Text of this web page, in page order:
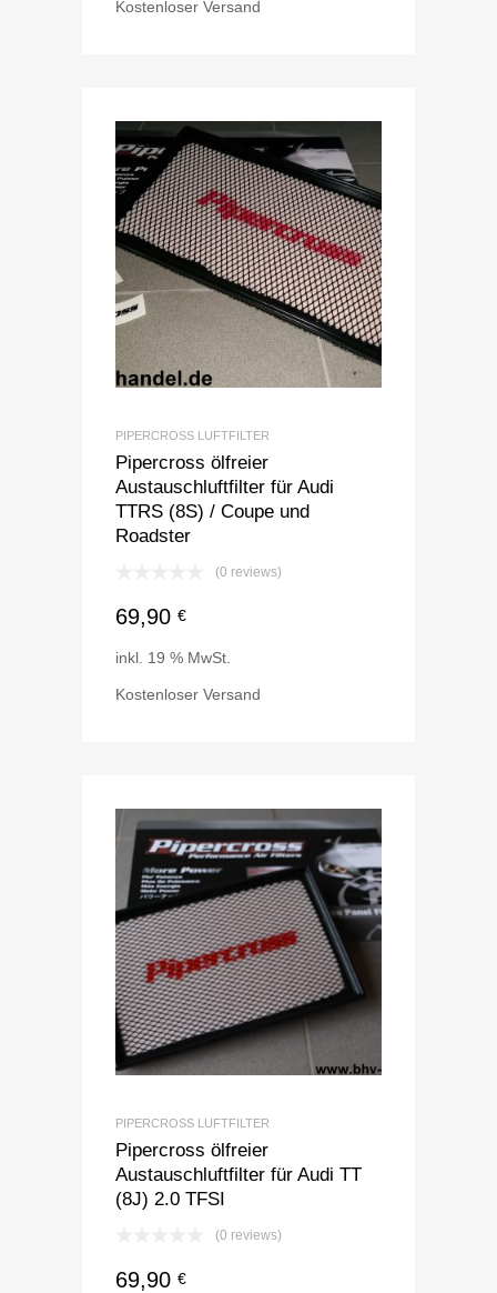
Kostenloser Versand
PIPERCROSS LUFTFILTER
Pipercross ölfreier
Austauschluftfilter für Audi
TTRS (8S) / Coupe und
Roadster
(0 reviews)
69,90 €
inkl. 19 % MwSt.
Kostenloser Versand
PIPERCROSS LUFTFILTER
Pipercross ölfreier
Austauschluftfilter für Audi TT
(8J) 2.0 TFSI
(0 reviews)
69,90 €